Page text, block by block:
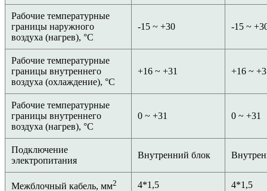
Рабочие температурные
границы наружного
воздуха (нагрев), °C
-15 ~ +30 -15 ~
Рабочие температурные
границы внутреннего
воздуха (охлаждение), °C
+16 ~ +31 +16 ~
Рабочие температурные
границы внутреннего
воздуха (нагрев), °C
0 ~ +31 0 ~ +31
Подключение
электропитания
Внутренний блок
Межблочный кабель, мм2 4*1,5 4*1,5